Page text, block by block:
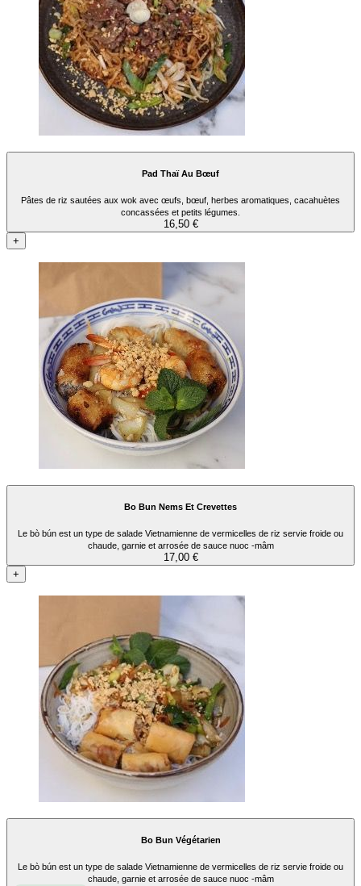
Pad Thaï Au Bœuf
Pâtes de riz sautées aux wok avec œufs, bœuf, herbes aromatiques, cacahuètes
concassées et petits légumes.
16,50 €
+
Bo Bun Nems Et Crevettes
Le bò bún est un type de salade Vietnamienne de vermicelles de riz servie froide ou
chaude, garnie et arrosée de sauce nuoc -mâm
17,00 €
+
Bo Bun Végétarien
Le bò bún est un type de salade Vietnamienne de vermicelles de riz servie froide ou
chaude, garnie et arrosée de sauce nuoc -mâm